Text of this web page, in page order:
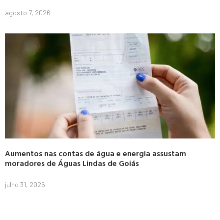
agosto 7, 2026
Aumentos nas contas de água e energia assustam
moradores de Águas Lindas de Goiás
julho 31, 2026